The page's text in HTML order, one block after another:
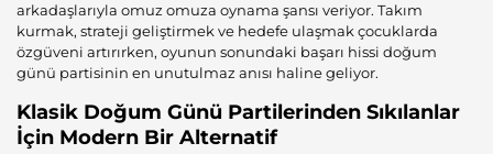
arkadaşlarıyla omuz omuza oynama şansı veriyor. Takım
kurmak, strateji geliştirmek ve hedefe ulaşmak çocuklarda
özgüveni artırırken, oyunun sonundaki başarı hissi doğum
günü partisinin en unutulmaz anısı haline geliyor.
Klasik Doğum Günü Partilerinden Sıkılanlar
İçin Modern Bir Alternatif